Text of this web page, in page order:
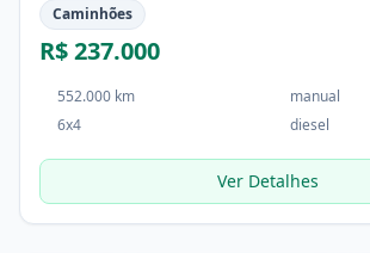
Caminhões
R$ 237.000
552.000 km
manual
6x4
diesel
Ver Detalhes